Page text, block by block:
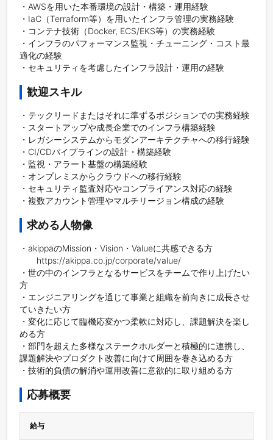
・AWSを用いた本番環境の設計・構築・運用経験
・IaC（Terraform等）を用いたインフラ管理の実務経験
・コンテナ技術（Docker, ECS/EKS等）の実務経験
・インフラのパフォーマンス監視・チューニング・コスト最
適化の経験
・セキュリティを考慮したインフラ設計・運用の経験
歓迎スキル
・テックリードまたはそれに準ずるポジションでの実務経験
・スタートアップや成長企業でのインフラ構築経験
・レガシーシステムからモダンアーキテクチャへの移行経験
・CI/CDパイプラインの設計・構築経験
・監視・アラート基盤の構築経験
・オンプレミスからクラウドへの移行経験
・セキュリティ監査対応やコンプライアンス対応の経験
・複数アカウント管理やマルチリージョン構成の経験
求める人物像
・akippaのMission・Vision・Valueに共感できる方
https://akippa.co.jp/corporate/value/
・世の中のインフラとなるサービスをチームで作り上げたい
方
・エンジニアリングを通じて事業と組織を前向きに成長させ
ていきたい方
・変化に応じて臨機応変かつ柔軟に対応し、課題解決を楽し
める方
・部門を超えた多様なステークホルダーと積極的に連携し、
課題解決やプロダクト改善に向けて周囲を巻き込める方
・技術的負債の解消や運用改善に意欲的に取り組める方
応募概要
給与